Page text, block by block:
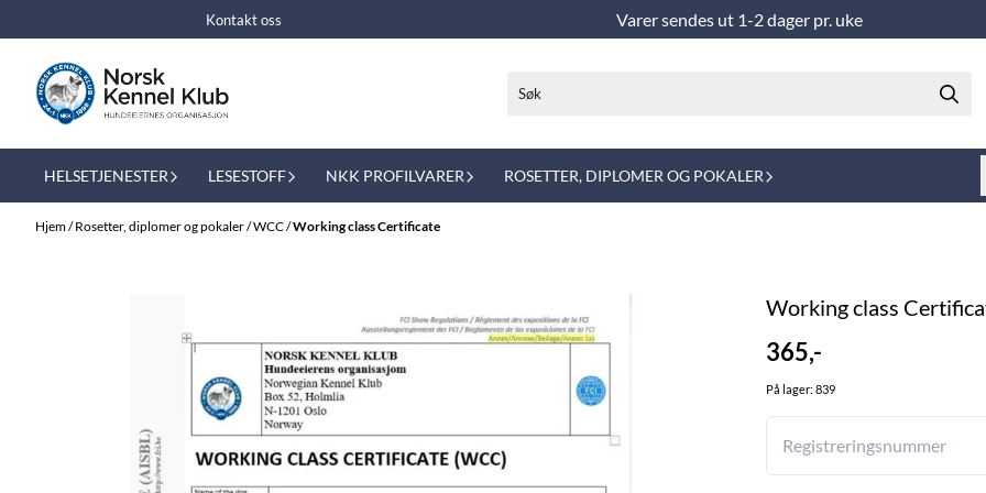
Kontakt oss Varer sendes ut 1-2 dager pr. uke
HELSETJENESTER LESESTOFF NKK PROFILVARER ROSETTER, DIPLOMER OG POKALER
Hjem/Rosetter, diplomer og pokaler/WCC/Working class Certificate
Working class
365,-
På lager: 839